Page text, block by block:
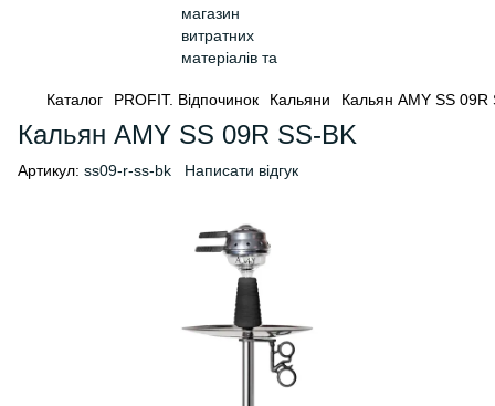
Каталог PROFIT. Відпочинок Кальяни Кальян AMY SS 09R
Кальян AMY SS 09R SS-BK
Артикул: ss09-r-ss-bk Написати відгук